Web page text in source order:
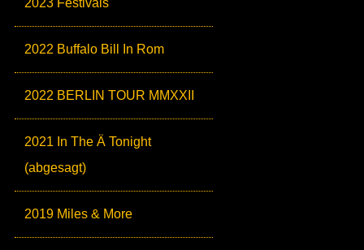
2023 Festivals
2022 Buffalo Bill In Rom
2022 BERLIN TOUR MMXXII
2021 In The Ä Tonight
(abgesagt)
2019 Miles & More